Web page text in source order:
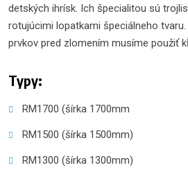
detských ihrísk. Ich špecialitou sú
rotujúcimi lopatkami špeciálneho
prvkov pred zlomením musíme použiť
Typy:
RM1700 (šírka 1700mm
RM1500 (šírka 1500mm)
RM1300 (šírka 1300mm)